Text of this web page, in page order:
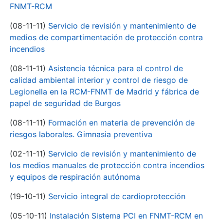
FNMT-RCM
(08-11-11) Servicio de revisión y mantenimiento de
medios de compartimentación de protección contra
incendios
(08-11-11) Asistencia técnica para el control de
calidad ambiental interior y control de riesgo de
Legionella en la RCM-FNMT de Madrid y fábrica de
papel de seguridad de Burgos
(08-11-11) Formación en materia de prevención de
riesgos laborales. Gimnasia preventiva
(02-11-11) Servicio de revisión y mantenimiento de
los medios manuales de protección contra incendios
y equipos de respiración autónoma
(19-10-11) Servicio integral de cardioprotección
(05-10-11) Instalación Sistema PCI en FNMT-RCM en